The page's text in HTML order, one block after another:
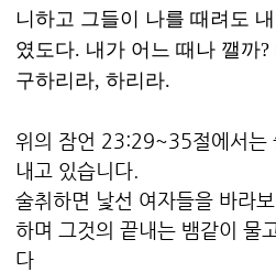
니하고 그들이 나를 때려도
였도다. 내가 어느 때나 깰까
구하리라, 하리라.
위의 잠언 23:29~35절에서는
내고 있습니다.
술취하면 낯선 여자들을 바라
하며 그것의 끝내는 뱀같이 물
다